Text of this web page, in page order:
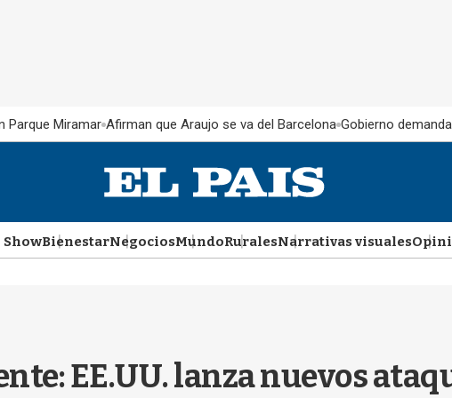
Parque Miramar Afirman que Araujo se va del Barcelona Gobierno
ShowBienestarNegociosMundoRuralesNarrativas visuales
EE.UU. lanza nuevos